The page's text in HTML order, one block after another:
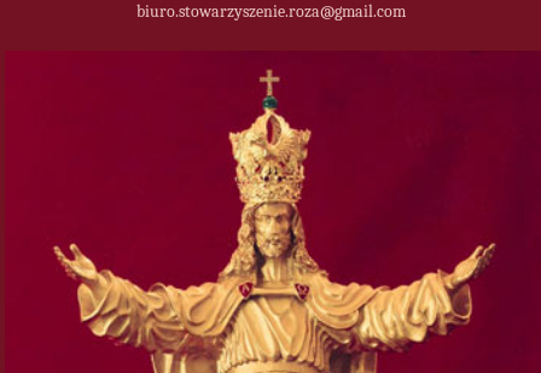
biuro.stowarzyszenie.roza@gmail.com